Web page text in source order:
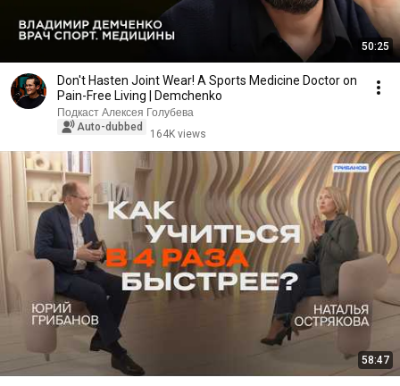
50:25
Don't Hasten Joint Wear! A Sports Medicine Doctor on
Pain-Free Living | Demchenko
Подкаст Алексея Голубева
Auto-dubbed
164K views
58:47